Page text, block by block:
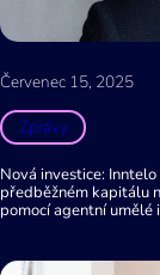
Červenec 15, 2025
Zprávy
Nová investice:
předběžném kapitálu
pomocí agentní umělé